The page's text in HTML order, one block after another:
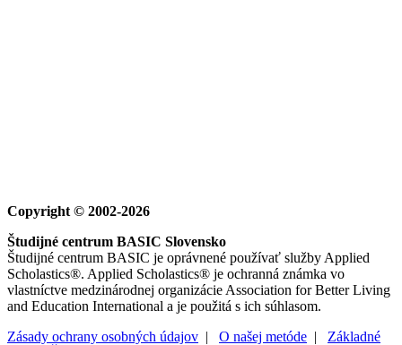
Copyright © 2002-2026
Študijné centrum BASIC Slovensko
Študijné centrum BASIC je oprávnené používať služby Applied
Scholastics®. Applied Scholastics® je ochranná známka vo
vlastníctve medzinárodnej organizácie Association for Better Living
and Education International a je použitá s ich súhlasom.
Zásady ochrany osobných údajov | O našej metóde | Základné